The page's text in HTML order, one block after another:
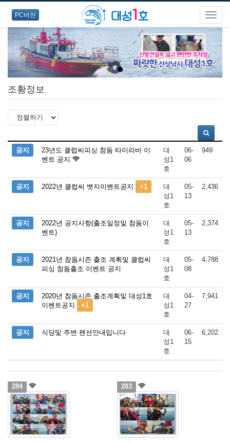
PC버전
조황정보
공지
23년도 클럽씨피싱 참돔 타이라바 이
벤트 공지
대
성1
호
06-
06
949
공지 2022년 클럽씨 뱃지이벤트공지 +1
대
성1
호
05-
13
2,436
공지
2022년 공지사항(출조일정및 참돔이
벤트)
대
성1
호
05-
13
2,374
공지
2021년 참돔시즌 출조 계획및 클럽씨
피싱 참돔출조 이벤트 공지
대
성1
호
05-
08
4,788
공지
2020년 참돔시즌 출조계획및 대성1호
이벤트공지
+1
대
성1
호
04-
27
7,941
공지 식당및 주변 펜션안내입니다
대
성1
호
06-
15
6,202
284 283